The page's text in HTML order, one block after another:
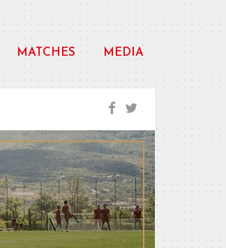
MATCHES MEDIA